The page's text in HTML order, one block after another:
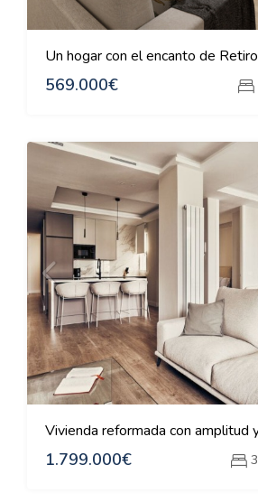
Un hogar con el encanto de Retiro
569.000€
1.799.000€ 3